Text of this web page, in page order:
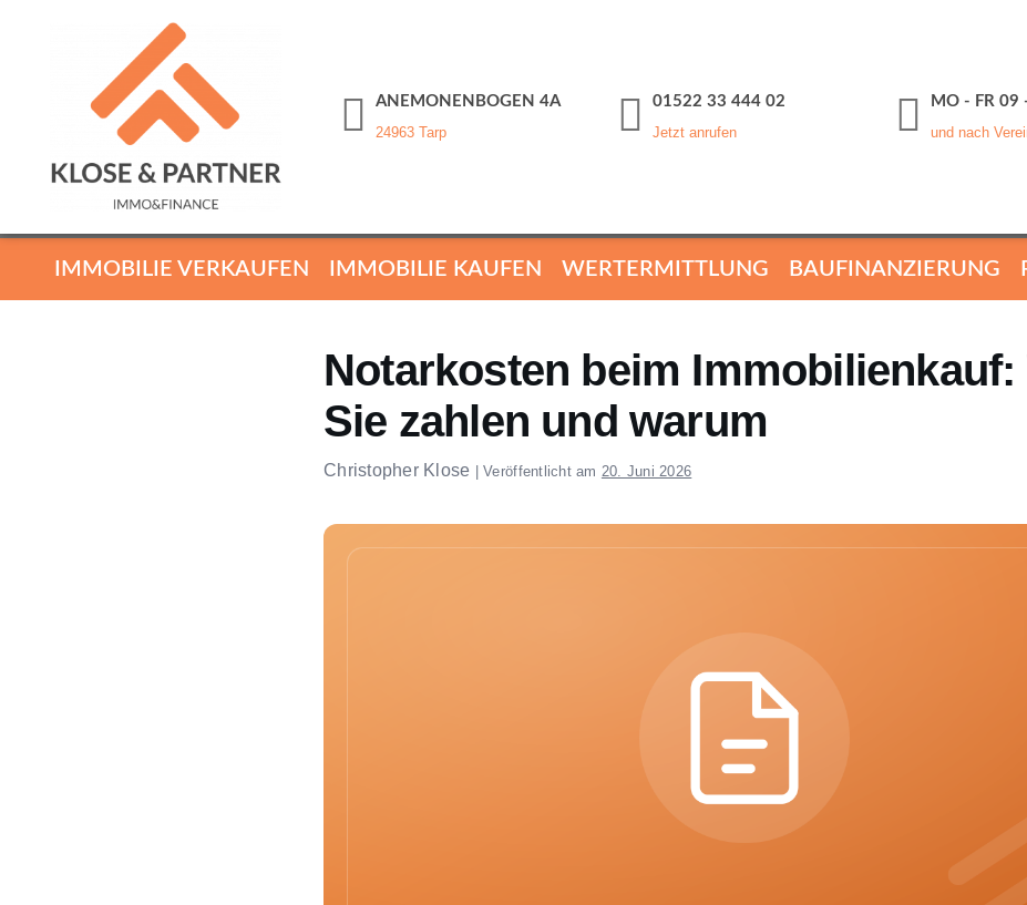
ANEMONENBOGEN 4A
24963 Tarp
01522 33 444 02
Jetzt anrufen
MO - FR 09
und nach
IMMOBILIE VERKAUFEN IMMOBILIE KAUFEN WERTERMITTLUNG BAUFINANZIERUNG
Notarkosten beim Immobilienkauf:
Sie zahlen und warum
Christopher Klose |Veröffentlicht am 20. Juni 2026